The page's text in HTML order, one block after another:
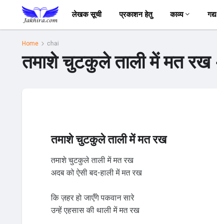
लेखक सूची प्रकाशन हेतु काव्य गद्य
Home chai
तमाशे चुटकुले ताली में मत रख
तमाशे चुटकुले ताली में मत रख
तमाशे चुटकुले ताली में मत रख
अदब को ऐसी बद-हाली में मत रख
कि ज़हर हो जाएँगे पकवान सारे
उन्हें एहसास की थाली में मत रख